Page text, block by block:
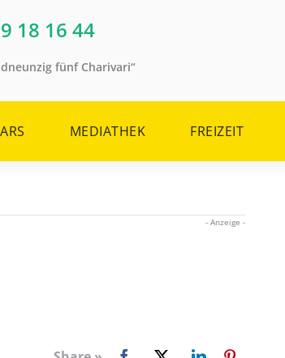
18 16 44
fünf Charivari“
MEDIATHEK FREIZEIT
- Anzeige -